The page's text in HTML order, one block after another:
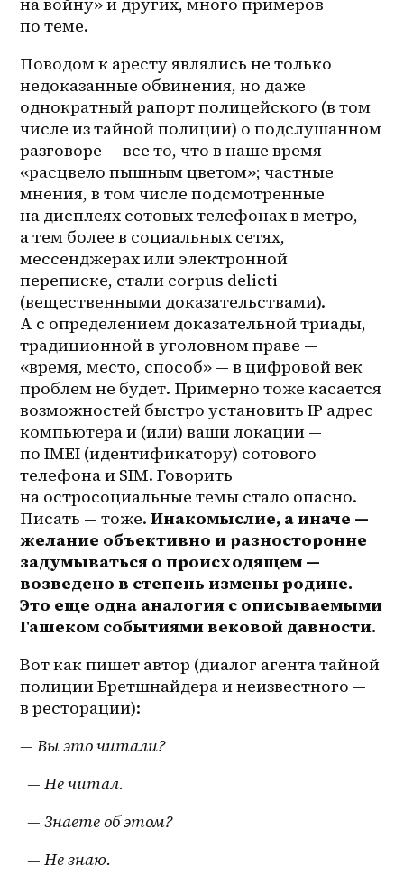
по теме.
Поводом к аресту являлись не только
недоказанные обвинения, но даже
однократный рапорт полицейского (в том
числе из тайной полиции) о подслушанном
разговоре — все то, что в наше время
«расцвело пышным цветом»; частные
мнения, в том числе подсмотренные
на дисплеях сотовых телефонах в метро,
а тем более в социальных сетях,
мессенджерах или электронной
переписке, стали corpus delicti
(вещественными доказательствами).
А с определением доказательной триады,
традиционной в уголовном праве —
«время, место, способ» — в цифровой век
проблем не будет. Примерно тоже касается
возможностей быстро установить IP адрес
компьютера и (или) ваши локации —
по IMEI (идентификатору) сотового
телефона и SIM. Говорить
на остросоциальные темы стало опасно.
Писать — тоже. Инакомыслие, а иначе —
желание объективно и разносторонне
задумываться о происходящем —
возведено в степень измены родине.
Это еще одна аналогия с описываемыми
Гашеком событиями вековой давности.
Вот как пишет автор (диалог агента тайной
полиции Бретшнайдера и неизвестного —
в ресторации):
— Вы это читали?
— Не читал.
— Знаете об этом?
— Не знаю.